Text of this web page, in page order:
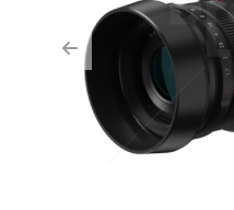
Previous